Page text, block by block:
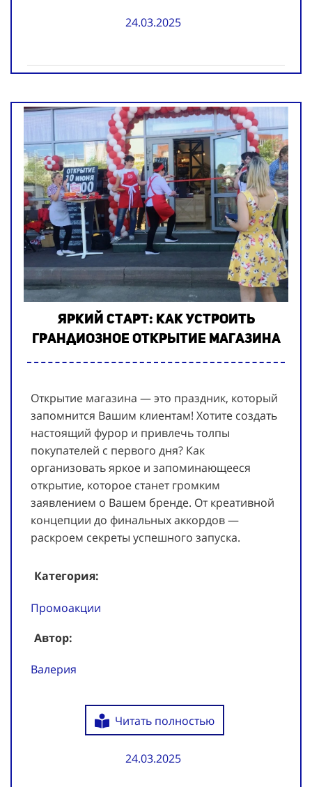
24.03.2025
Яркий старт: как устроить
грандиозное открытие магазина
Открытие магазина — это праздник, который
запомнится Вашим клиентам! Хотите создать
настоящий фурор и привлечь толпы
покупателей с первого дня? Как
организовать яркое и запоминающееся
открытие, которое станет громким
заявлением о Вашем бренде. От креативной
концепции до финальных аккордов —
раскроем секреты успешного запуска.
Категория:
Промоакции
Автор:
Валерия
Читать полностью
24.03.2025